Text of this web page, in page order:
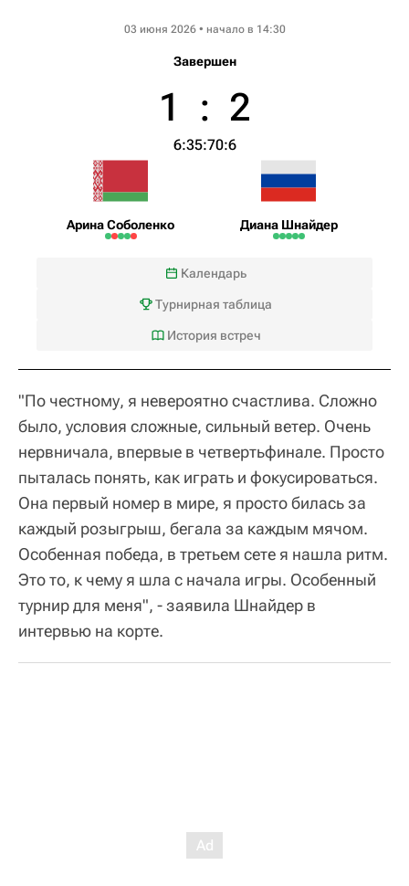
03 июня 2026 • начало в 14:30
Завершен
Арина Соболенко
1 : 2
6:35:70:6
Диана Шнайдер
Календарь
Турнирная таблица
История встреч
"По честному, я невероятно счастлива. Сложно
было, условия сложные, сильный ветер. Очень
нервничала, впервые в четвертьфинале. Просто
пыталась понять, как играть и фокусироваться.
Она первый номер в мире, я просто билась за
каждый розыгрыш, бегала за каждым мячом.
Особенная победа, в третьем сете я нашла ритм.
Это то, к чему я шла с начала игры. Особенный
турнир для меня", - заявила Шнайдер в
интервью на корте.